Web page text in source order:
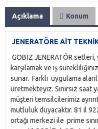
Açıklama Konum
JENERATÖRE AİT
GOBİZ JENERATÖR
karşılamak ve iş
sunar. Farklı uygulama
üretmekteyiz. Sınırsız saat
müşteri temsilcilerimiz
mutluluk duyacaktır. 81 il
ortağı merkezi ile prime